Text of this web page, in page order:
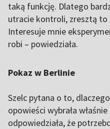
taką funkcję. Dlatego
utracie kontroli, zresztą to
Interesuje mnie
robi – powiedziała.
Pokaz w Berlinie
Szelc pytana o to,
opowieści wybrała
odpowiedziała, że